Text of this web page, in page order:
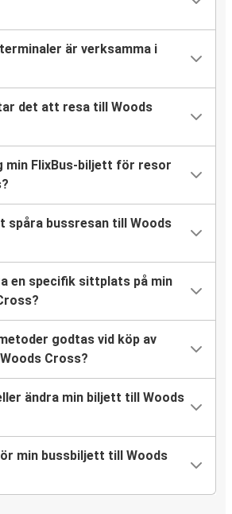
är verksamma i
det att resa till Woods
min FlixBus-biljett för resor
spåra bussresan till Woods
en specifik sittplats på min
godtas vid köp av
Cross?
ändra min biljett till Woods
min bussbiljett till Woods